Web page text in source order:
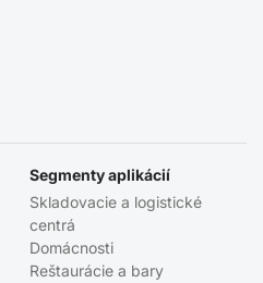
Segmenty aplikácií
Skladovacie a logistické
centrá
Domácnosti
Reštaurácie a bary